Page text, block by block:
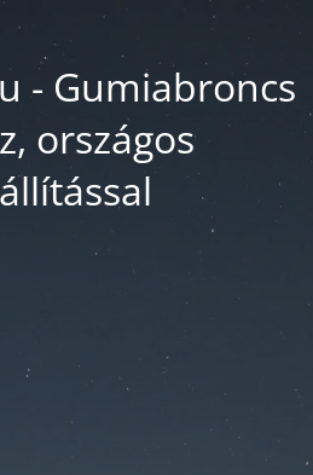
- Gumiabroncs
országos